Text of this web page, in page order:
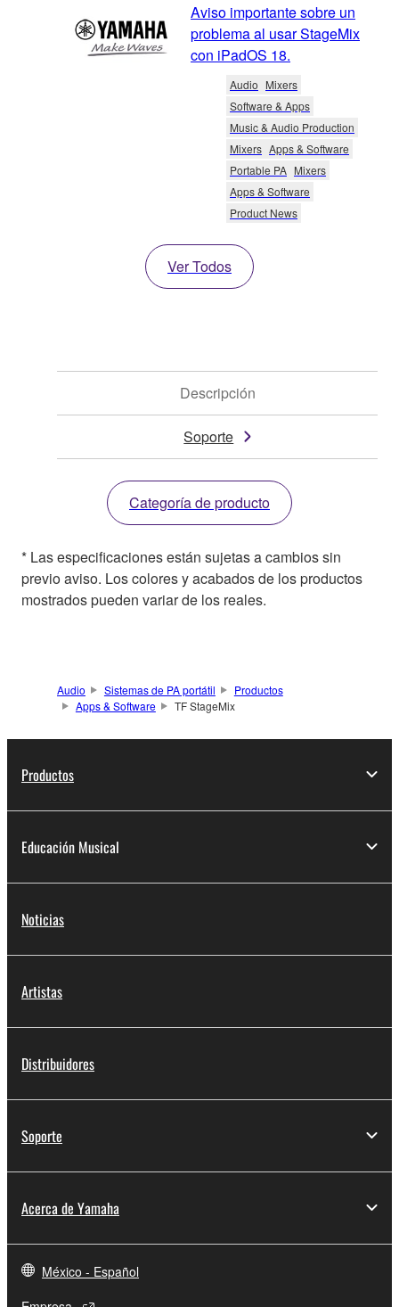
Aviso importante sobre un
problema al usar StageMix
con iPadOS 18.
Audio Mixers
Software & Apps
Music & Audio Production
Mixers Apps & Software
Portable PA Mixers
Apps & Software
Product News
Ver Todos
Descripción
Soporte
Categoría de producto
* Las especificaciones están sujetas a cambios sin
previo aviso. Los colores y acabados de los productos
mostrados pueden variar de los reales.
Audio Sistemas de PA portátil
Productos
Apps & Software
TF StageMix
Productos
Educación Musical
Noticias
Artistas
Distribuidores
Soporte
Acerca de Yamaha
México - Español